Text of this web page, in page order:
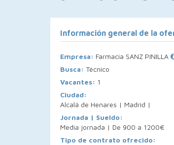
Información general de la
Empresa: Farmacia SANZ PINILLA
Busca: Técnico
Vacantes: 1
Ciudad:
Alcalá de Henares | Madrid |
Jornada | Sueldo:
Media jornada | De 900 a 1200€
Tipo de contrato ofrecido: